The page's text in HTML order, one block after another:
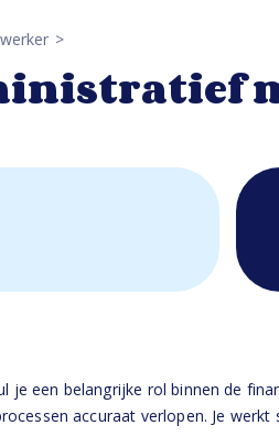
je een belangrijke rol binnen de
accuraat verlopen. Je